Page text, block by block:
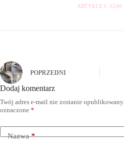
ARTYKUŁY: 6249
POPRZEDNI
Dodaj komentarz
Twój adres e-mail nie zostanie opublikowany.
oznaczone *
Nazwa*